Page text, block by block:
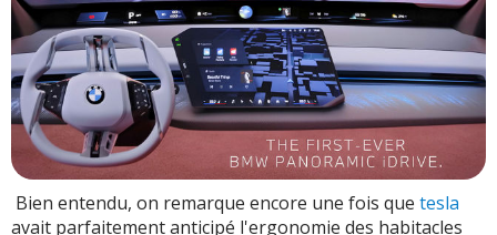
Bien entendu, on remarque encore une fois que tesla
avait parfaitement anticipé l'ergonomie des habitacles